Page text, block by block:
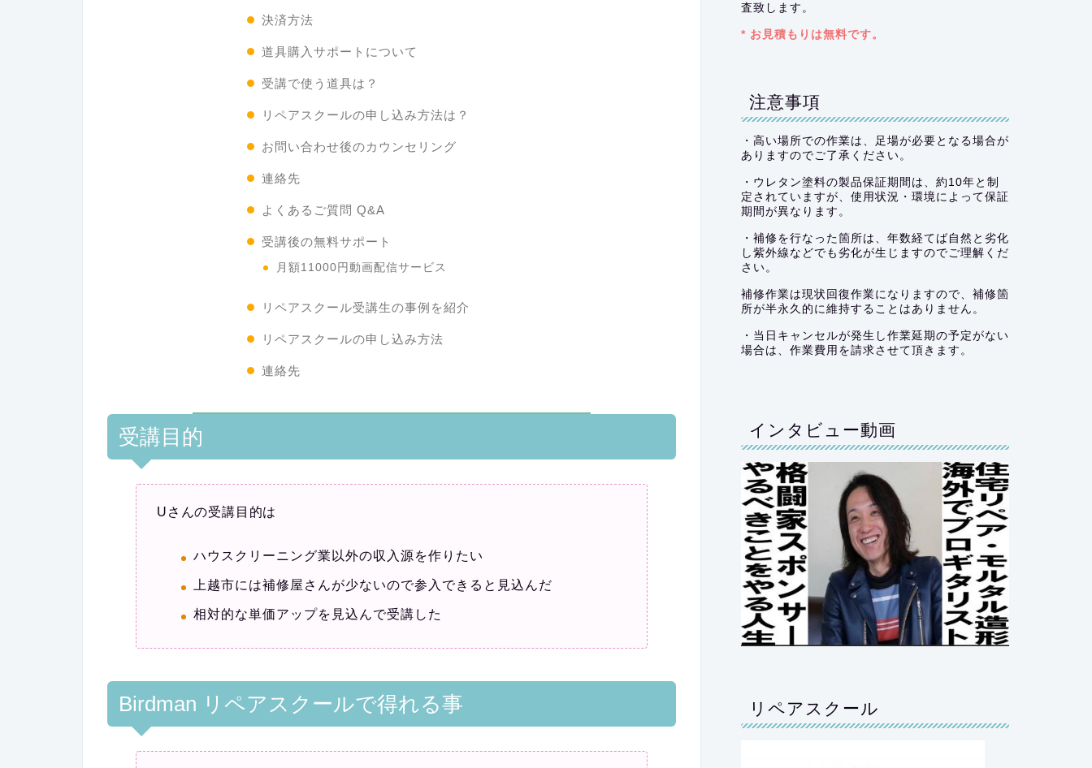
決済方法
道具購入サポートについて
受講で使う道具は？
リペアスクールの申し込み方法は？
お問い合わせ後のカウンセリング
連絡先
よくあるご質問 Q&A
受講後の無料サポート
月額11000円動画配信サービス
リペアスクール受講生の事例を紹介
リペアスクールの申し込み方法
連絡先
受講目的
Uさんの受講目的は
ハウスクリーニング業以外の収入源を作りたい
上越市には補修屋さんが少ないので参入できると見込んだ
相対的な単価アップを見込んで受講した
Birdman リペアスクールで得れる事
査致します。
* お見積もりは無料です。
注意事項
・高い場所での作業は、足場が必要となる場合が
ありますのでご了承ください。
・ウレタン塗料の製品保証期間は、約10年と制
定されていますが、使用状況・環境によって保証
期間が異なります。
・補修を行なった箇所は、年数経てば自然と劣化
し紫外線などでも劣化が生じますのでご理解くだ
さい。
補修作業は現状回復作業になりますので、補修箇
所が半永久的に維持することはありません。
・当日キャンセルが発生し作業延期の予定がない
場合は、作業費用を請求させて頂きます。
インタビュー動画
リペアスクール